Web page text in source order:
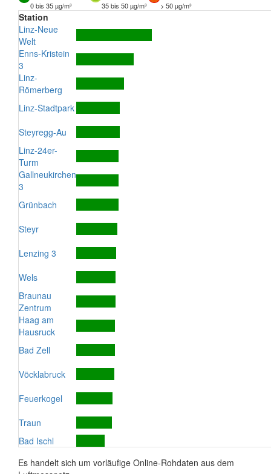
0 bis 35 µg/m³
35 bis 50 µg/m³ > 50 µg/m³
Station
Linz-Neue
Welt
Enns-Kristein
3
Linz-
Römerberg
Linz-Stadtpark
Steyregg-Au
Linz-24er-
Turm
Gallneukirchen
3
Grünbach
Steyr
Lenzing 3
Wels
Braunau
Zentrum
Haag am
Hausruck
Bad Zell
Vöcklabruck
Feuerkogel
Traun
Bad Ischl
Es handelt sich um vorläufige Online-Rohdaten aus dem